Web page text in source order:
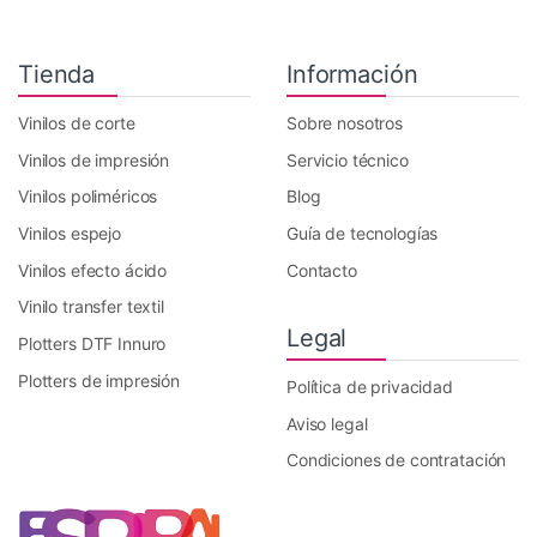
Tienda
Vinilos de corte
Vinilos de impresión
Vinilos poliméricos
Vinilos espejo
Vinilos efecto ácido
Vinilo transfer textil
Plotters DTF Innuro
Plotters de impresión
Información
Sobre nosotros
Servicio técnico
Blog
Guía de tecnologías
Contacto
Legal
Política de privacidad
Aviso legal
Condiciones de contratación